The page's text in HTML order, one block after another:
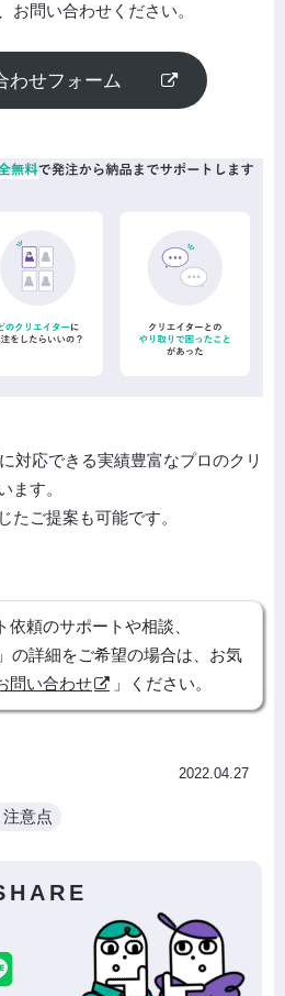
お問い合わせください。
せフォーム
対応できる実績豊富なプロのクリ
ます。
たご提案も可能です。
依頼のサポートや相談、
の詳細をご希望の場合は、お気
問い合わせ 」ください。
2022.04.27
意点